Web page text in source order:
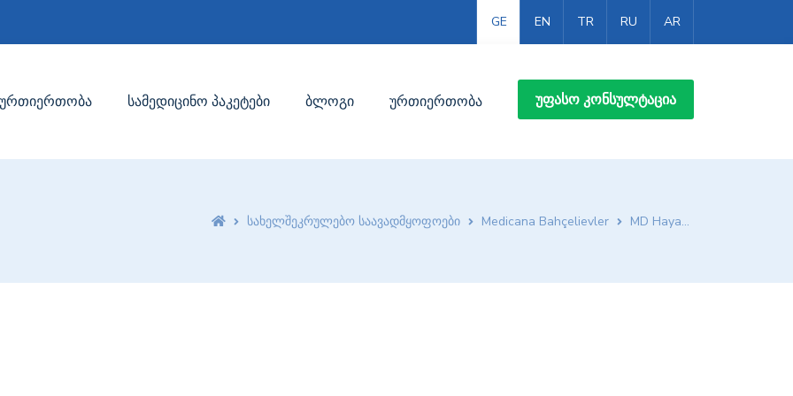
GE EN TR RU AR
ურთიერთობა სამედიცინო პაკეტები ბლოგი ურთიერთობა ᲣᲤᲐᲡᲝ ᲙᲝᲜᲡᲣᲚᲢᲐᲪᲘᲐ
სახელშეკრულებო საავადმყოფოები Medicana Bahçelievler MD Hayati KALE